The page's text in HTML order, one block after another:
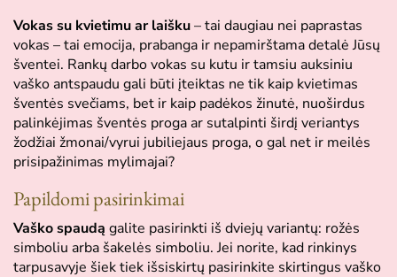
Vokas su kvietimu ar laišku– tai daugiau nei paprastas
vokas – tai emocija, prabanga ir nepamirštama detalė Jūsų
šventei. Rankų darbo vokas su kutu ir tamsiu auksiniu
vaško antspaudu gali būti įteiktas ne tik kaip kvietimas
šventės svečiams, bet ir kaip padėkos žinutė, nuoširdus
palinkėjimas šventės proga ar sutalpinti širdį veriantys
žodžiai žmonai/vyrui jubiliejaus proga, o gal net ir meilės
prisipažinimas mylimajai?
Papildomi pasirinkimai
Vaško spaudą galite pasirinkti iš dviejų variantų: rožės
simboliu arba šakelės simboliu. Jei norite, kad rinkinys
tarpusavyje šiek tiek išsiskirtų pasirinkite skirtingus vaško